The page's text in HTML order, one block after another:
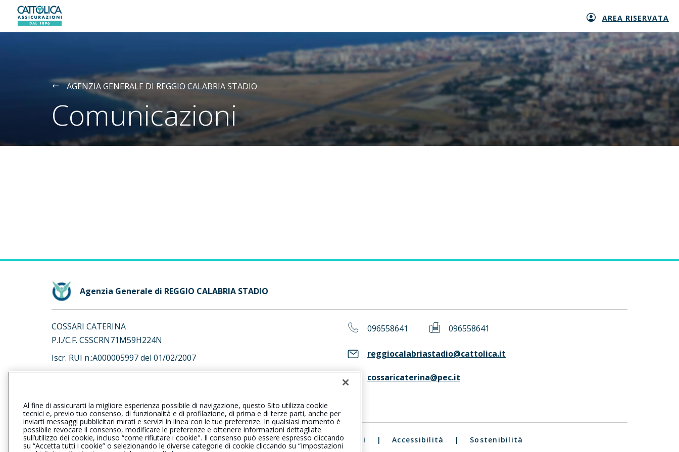
Generali logo AREA RISERVATA
AGENZIA GENERALE DI REGGIO CALABRIA STADIO
Comunicazioni
Agenzia Generale di REGGIO CALABRIA STADIO
COSSARI CATERINA
P.I./C.F. CSSCRN71M59H224N
Iscr. RUI n.:A000005997 del 01/02/2007
096558641 096558641
reggiocalabriastadio@cattolica.it
cossaricaterina@pec.it
Privacy | Cookie | Il Gruppo Generali | Reclami | Note legali | Accessibilità | Sostenibilità
Al fine di assicurarti la migliore esperienza possibile di navigazione, questo Sito utilizza cookie
tecnici e, previo tuo consenso, di funzionalità e di profilazione, di prima e di terze parti, anche per
inviarti messaggi pubblicitari mirati e servizi in linea con le tue preferenze. In qualsiasi momento è
possibile revocare il consenso, modificare le preferenze e ottenere informazioni dettagliate
sull’utilizzo dei cookie, incluso “come rifiutare i cookie". Il consenso può essere espresso cliccando
su “Accetta tutti i cookie” o selezionando le diverse categorie di cookie cliccando su “Impostazioni